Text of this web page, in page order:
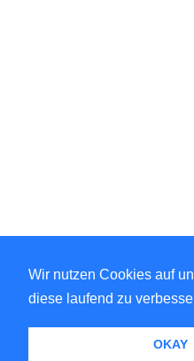
Wir nutzen Cookies auf
diese laufend zu
OKAY